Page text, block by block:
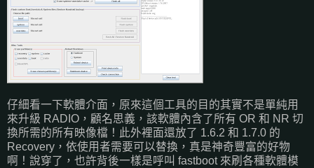
仔細看一下軟體介面，原來這個工具的目的其實不是單純用
來升級 RADIO，顧名思義，該軟體內含了所有 OR 和 NR 切
換所需的所有映像檔！此外裡面還放了 1.6.2 和 1.7.0 的
Recovery，依使用者需要可以替換，真是神奇豐富的好物
啊！說穿了，也許背後一樣是呼叫 fastboot 來刷各種軟體模